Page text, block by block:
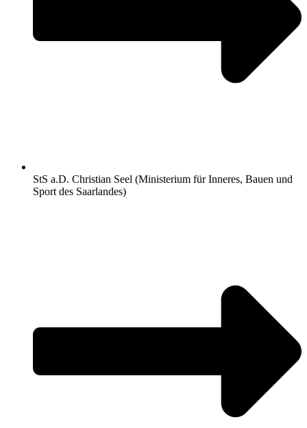
StS a.D. Christian Seel (Ministerium für Inneres, Bauen und
Sport des Saarlandes)